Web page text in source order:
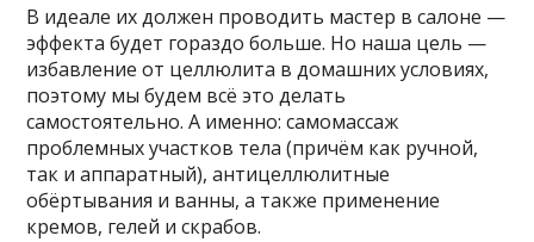
В идеале их должен проводить мастер в салоне —
эффекта будет гораздо больше. Но наша цель —
избавление от целлюлита в домашних условиях,
поэтому мы будем всё это делать
самостоятельно. А именно: самомассаж
проблемных участков тела (причём как ручной,
так и аппаратный), антицеллюлитные
обёртывания и ванны, а также применение
кремов, гелей и скрабов.